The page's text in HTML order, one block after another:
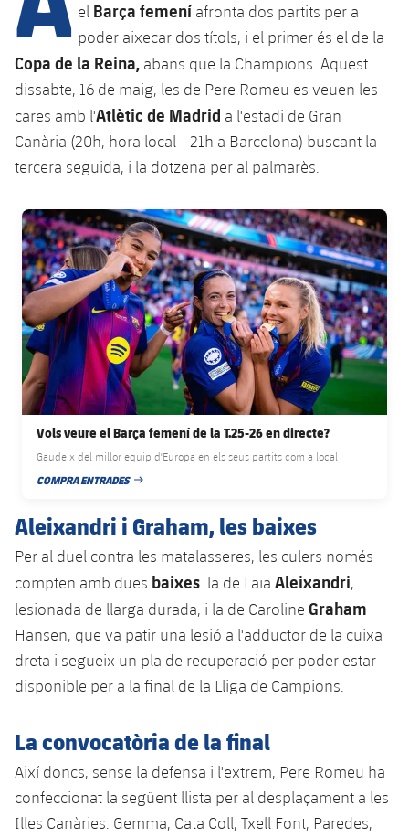
plusicon
més
Instal·lacions
Spotify Camp Nou
Palau Blaugrana
Estadi Johan Cruyff
Barça Cafe
Ciutat Esportiva
La Masia
plusicon
més
Serveis
Serveis Mèdics
Accessibilitat
plusicon
més
Acreditacions
Instal·lacions
el Barça femení afronta dos partits per a
poder aixecar dos títols, i el primer és el de la
Copa de la Reina, abans que la Champions. Aquest
dissabte, 16 de maig, les de Pere Romeu es veuen les
cares amb l'Atlètic de Madrid a l'estadi de Gran
Canària (20h, hora local - 21h a Barcelona) buscant la
tercera seguida, i la dotzena per al palmarès.
FC Barcelona club badge
Vols veure el Barça femení de la T.25-26 en directe?
Gaudeix del millor equip d'Europa en els seus partits com a local
COMPRA ENTRADES
DATA DE PUBLICACIÓ
Aleixandri i Graham, les baixes
Per al duel contra les matalasseres, les culers només
compten amb dues baixes . la de Laia Aleixandri,
lesionada de llarga durada, i la de Caroline Graham
Hansen, que va patir una lesió a l'adductor de la cuixa
dreta i segueix un pla de recuperació per poder estar
disponible per a la final de la Lliga de Campions.
La convocatòria de la final
Així doncs, sense la defensa i l'extrem, Pere Romeu ha
confeccionat la següent llista per al desplaçament a les
Illes Canàries: Gemma, Cata Coll, Txell Font, Paredes,